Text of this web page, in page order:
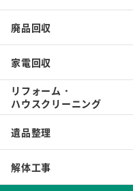
廃品回収
家電回収
リフォーム・
ハウスクリーニング
遺品整理
解体工事